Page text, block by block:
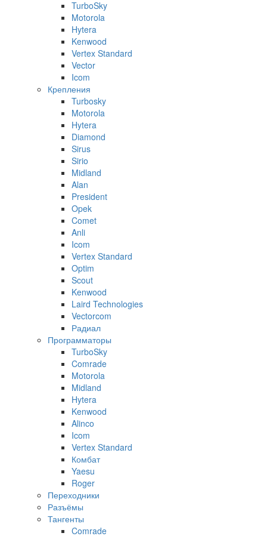
TurboSky
Motorola
Hytera
Kenwood
Vertex Standard
Vector
Icom
Крепления
Turbosky
Motorola
Hytera
Diamond
Sirus
Sirio
Midland
Alan
President
Opek
Comet
Anli
Icom
Vertex Standard
Optim
Scout
Kenwood
Laird Technologies
Vectorcom
Радиал
Программаторы
TurboSky
Comrade
Motorola
Midland
Hytera
Kenwood
Alinco
Icom
Vertex Standard
Комбат
Yaesu
Roger
Переходники
Разъёмы
Тангенты
Comrade